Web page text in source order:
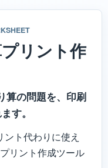
リント作
算の問題を、印刷
す。
ト代わりに使え
リント作成ツール